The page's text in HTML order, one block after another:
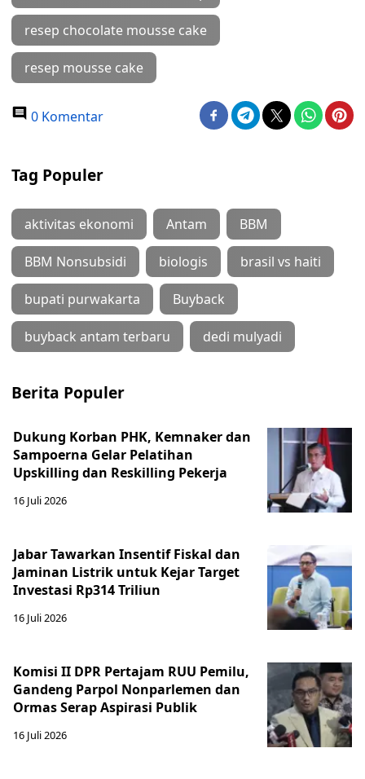
resep chocolate mousse cake
resep mousse cake
0 Komentar
Tag Populer
aktivitas ekonomi Antam BBM
BBM Nonsubsidi biologis brasil vs haiti
bupati purwakarta Buyback
buyback antam terbaru dedi mulyadi
Berita Populer
Dukung Korban PHK, Kemnaker dan
Sampoerna Gelar Pelatihan
Upskilling dan Reskilling Pekerja
16 Juli 2026
Jabar Tawarkan Insentif Fiskal dan
Jaminan Listrik untuk Kejar Target
Investasi Rp314 Triliun
16 Juli 2026
Komisi II DPR Pertajam RUU Pemilu,
Gandeng Parpol Nonparlemen dan
Ormas Serap Aspirasi Publik
16 Juli 2026